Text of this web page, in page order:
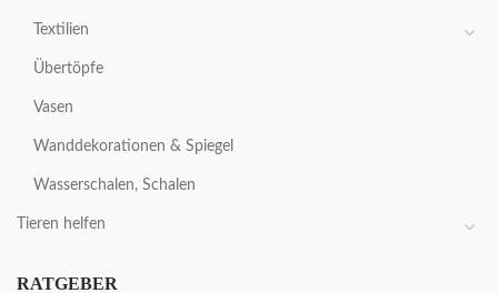
Textilien
Übertöpfe
Vasen
Wanddekorationen & Spiegel
Wasserschalen, Schalen
Tieren helfen
RATGEBER